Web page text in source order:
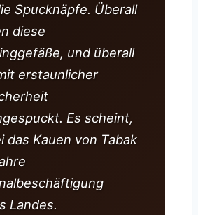
Spucknäpfe. Überall
diese
und überall
erstaunlicher
Es scheint,
das Kauen von Tabak
Landes.